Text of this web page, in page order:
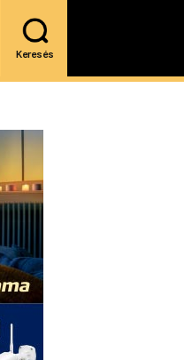
Keresés